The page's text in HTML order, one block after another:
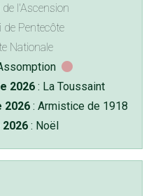
de l'Ascension
de Pentecôte
Nationale
2026 : La Toussaint
2026 : Armistice de 1918
: Noël